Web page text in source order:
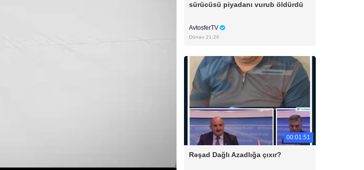
sürücüsü piyadanı vurub öldürdü
AvtosferTV
Dünən 21:26
00:01:51
Rəşad Dağlı Azadlığa çıxır?